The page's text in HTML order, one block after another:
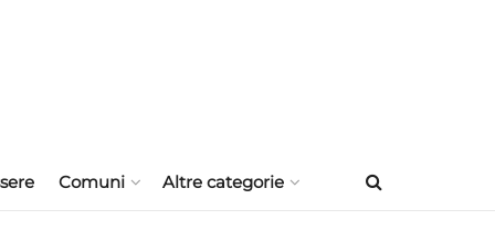
Comuni Altre categorie